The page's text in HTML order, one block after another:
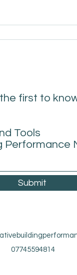
first to
Tools
Performance
Submit
07745594814